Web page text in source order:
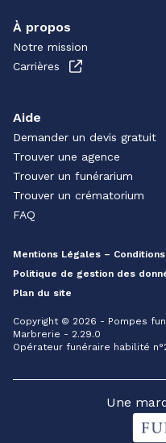
À propos
Notre mission
Carrières
Aide
Demander un devis gratuit
Trouver une agence
Trouver un funérarium
Trouver un crématorium
FAQ
Mentions Légales –
Politique de gestion des
Plan du site
Copyright © 2026 - Pompes
Marbrerie - 2.29.0
Opérateur funéraire habilité
Une